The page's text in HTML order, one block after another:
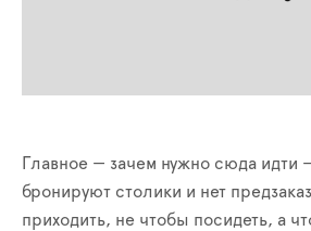
Главное — зачем нужно сюда идти
бронируют столики и нет
приходить, не чтобы посидеть, а